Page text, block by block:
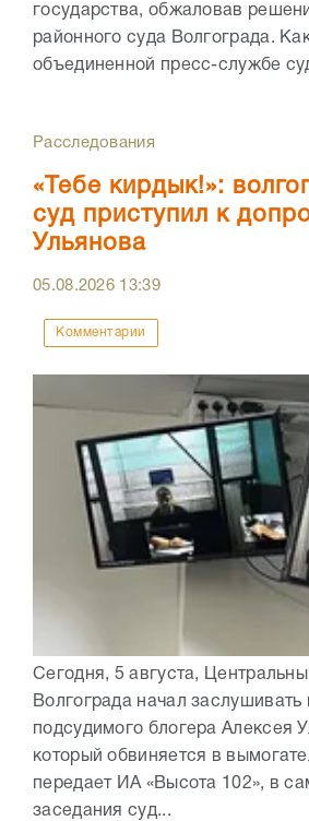
государства, обжаловав
районного суда Волгограда.
объединенной пресс-службе
Расследования
«Тебе кирдык!»:
суд приступил к
Ульянова
05.08.2026 13:39
Комментарии
Сегодня, 5 августа,
Волгограда начал заслушивать
подсудимого блогера Алексея
который обвиняется в
передает ИА «Высота 102», в
заседания суд...